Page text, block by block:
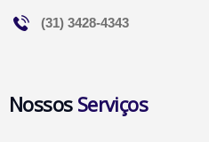
(31) 3428-4343
Nossos Serviços